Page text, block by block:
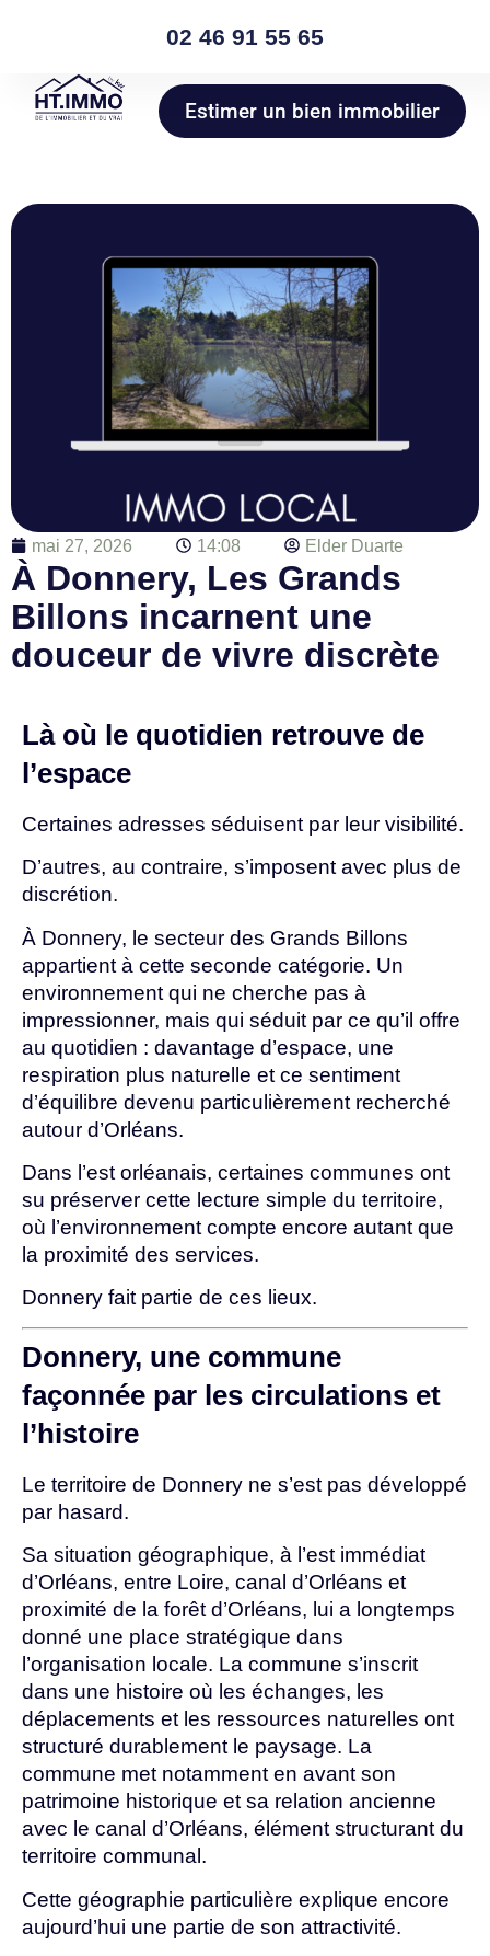
02 46 91 55 65
Estimer un bien immobilier
mai 27, 2026 14:08 Elder Duarte
À Donnery, Les Grands
Billons incarnent une
douceur de vivre discrète
Là où le quotidien retrouve de
l’espace
Certaines adresses séduisent par leur visibilité.
D’autres, au contraire, s’imposent avec plus de
discrétion.
À Donnery, le secteur des Grands Billons
appartient à cette seconde catégorie. Un
environnement qui ne cherche pas à
impressionner, mais qui séduit par ce qu’il offre
au quotidien : davantage d’espace, une
respiration plus naturelle et ce sentiment
d’équilibre devenu particulièrement recherché
autour d’Orléans.
Dans l’est orléanais, certaines communes ont
su préserver cette lecture simple du territoire,
où l’environnement compte encore autant que
la proximité des services.
Donnery fait partie de ces lieux.
Donnery, une commune
façonnée par les circulations et
l’histoire
Le territoire de Donnery ne s’est pas développé
par hasard.
Sa situation géographique, à l’est immédiat
d’Orléans, entre Loire, canal d’Orléans et
proximité de la forêt d’Orléans, lui a longtemps
donné une place stratégique dans
l’organisation locale. La commune s’inscrit
dans une histoire où les échanges, les
déplacements et les ressources naturelles ont
structuré durablement le paysage. La
commune met notamment en avant son
patrimoine historique et sa relation ancienne
avec le canal d’Orléans, élément structurant du
territoire communal.
Cette géographie particulière explique encore
aujourd’hui une partie de son attractivité.